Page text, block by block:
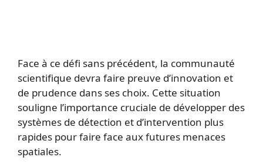
Face à ce défi sans précédent, la communauté
scientifique devra faire preuve d’innovation et
de prudence dans ses choix. Cette situation
souligne l’importance cruciale de développer des
systèmes de détection et d’intervention plus
rapides pour faire face aux futures menaces
spatiales.